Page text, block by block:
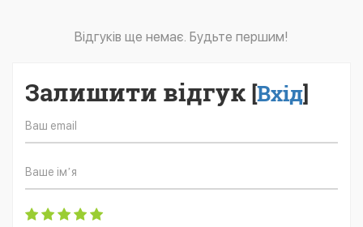
Відгуків ще немає. Будьте першим!
Залишити відгук [Вхід]